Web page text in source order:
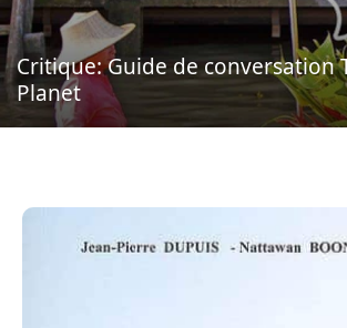
Critique: Guide de conversation
Planet